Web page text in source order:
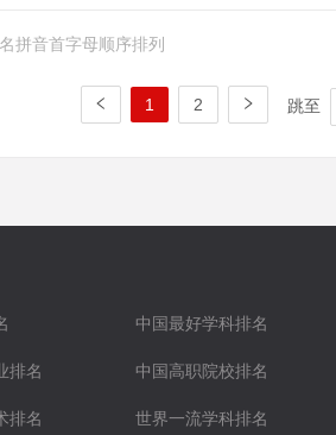
拼音首字母顺序排列
1 2 跳至
排名
排名
中国最好学科排名
中国高职院校排名
世界一流学科排名